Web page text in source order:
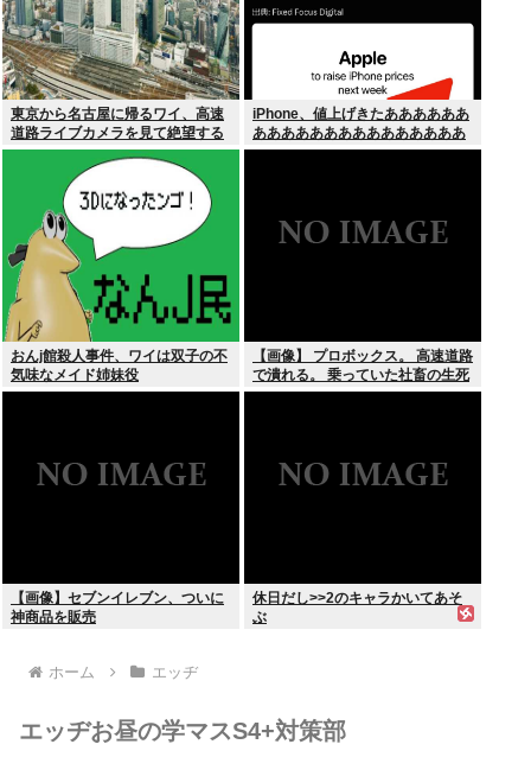
東京から名古屋に帰るワイ、高速
道路ライブカメラを見て絶望する
iPhone、値上げきたああああああ
あああああああああああああああ
あああああああ！！！
おんj館殺人事件、ワイは双子の不
気味なメイド姉妹役
【画像】 プロボックス。 高速道路
で潰れる。 乗っていた社畜の生死
不明
【画像】セブンイレブン、ついに
神商品を販売
休日だし>>2のキャラかいてあそ
ぶ
ホーム エッヂ
エッヂお昼の学マスS4+対策部